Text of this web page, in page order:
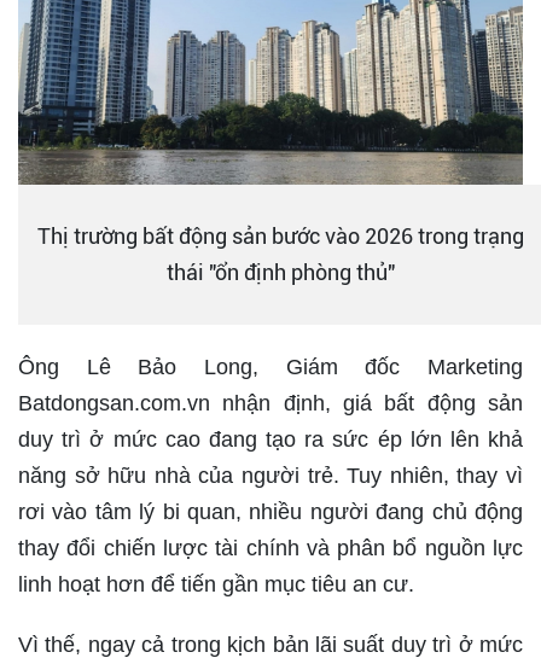
Thị trường bất động sản bước vào 2026 trong trạng
thái "ổn định phòng thủ"
Ông Lê Bảo Long, Giám đốc Marketing
Batdongsan.com.vn nhận định, giá bất động sản
duy trì ở mức cao đang tạo ra sức ép lớn lên khả
năng sở hữu nhà của người trẻ. Tuy nhiên, thay vì
rơi vào tâm lý bi quan, nhiều người đang chủ động
thay đổi chiến lược tài chính và phân bổ nguồn lực
linh hoạt hơn để tiến gần mục tiêu an cư.
Vì thế, ngay cả trong kịch bản lãi suất duy trì ở mức